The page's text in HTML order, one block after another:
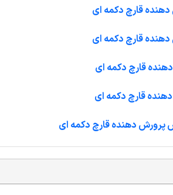
پرورش دهنده قارچ دکمه ای